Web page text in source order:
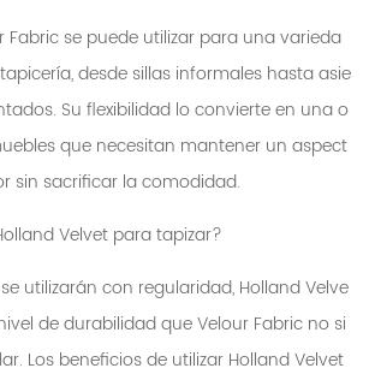
Fabric se puede utilizar para una varieda
desde sillas informales hasta asie
Su flexibilidad lo convierte en una o
que necesitan mantener un aspect
sin sacrificar la comodidad.
Velvet para tapizar?
utilizarán con regularidad, Holland Velve
de durabilidad que Velour Fabric no si
Los beneficios de utilizar Holland Velvet